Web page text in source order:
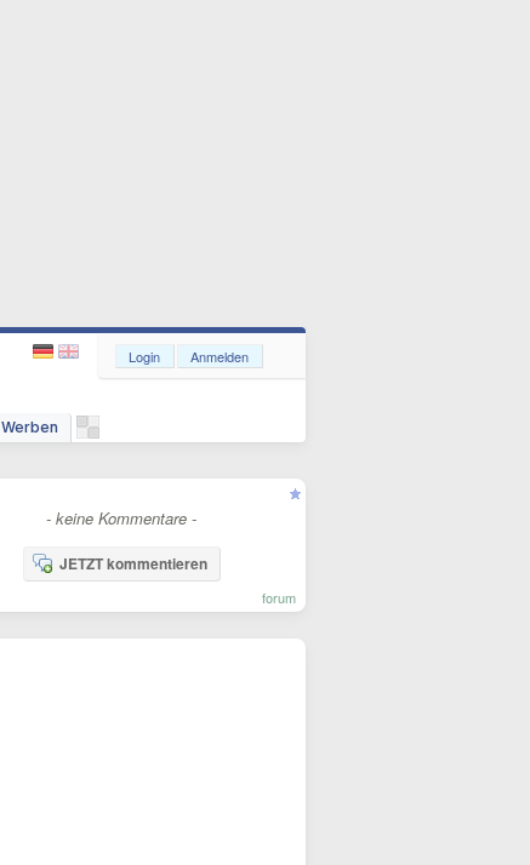
Werben
Login Anmelden
- keine Kommentare -
JETZT kommentieren
forum